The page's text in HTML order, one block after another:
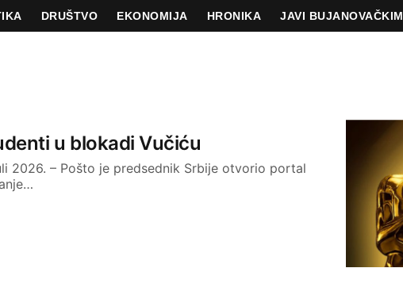
DRUŠTVO EKONOMIJA HRONIKA JAVI BUJANOVAČKIM
u blokadi Vučiću
2026. – Pošto je predsednik Srbije otvorio portal